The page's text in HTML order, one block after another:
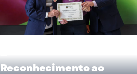
Reconhecimento ao